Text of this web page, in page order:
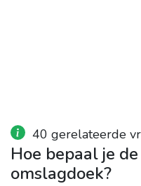
40 gerelateerde
Hoe bepaal je
omslagdoek?